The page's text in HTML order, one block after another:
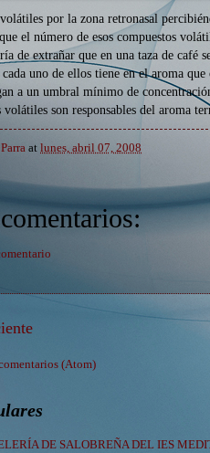
por la zona retronasal
el número de esos compuestos
de extrañar que en una taza de café
uno de ellos tiene en el aroma
a un umbral mínimo de
volátiles son responsables del aroma
at lunes, abril 07, 2008
(Atom)
DE SALOBREÑA DEL IES